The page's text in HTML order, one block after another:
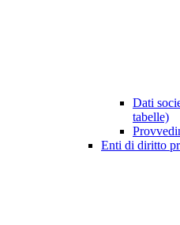
Dati
tabelle)
Enti di diritto